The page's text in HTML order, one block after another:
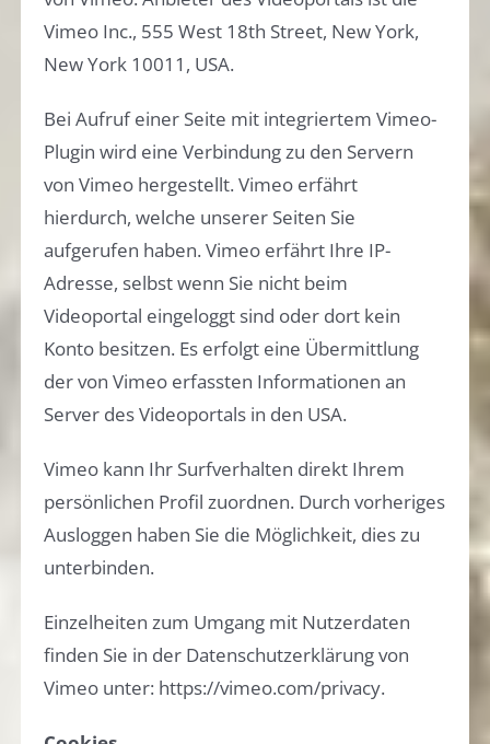
Vimeo Inc., 555 West 18th Street, New York,
New York 10011, USA.
Bei Aufruf einer Seite mit integriertem Vimeo-
Plugin wird eine Verbindung zu den Servern
von Vimeo hergestellt. Vimeo erfährt
hierdurch, welche unserer Seiten Sie
aufgerufen haben. Vimeo erfährt Ihre IP-
Adresse, selbst wenn Sie nicht beim
Videoportal eingeloggt sind oder dort kein
Konto besitzen. Es erfolgt eine Übermittlung
der von Vimeo erfassten Informationen an
Server des Videoportals in den USA.
Vimeo kann Ihr Surfverhalten direkt Ihrem
persönlichen Profil zuordnen. Durch vorheriges
Ausloggen haben Sie die Möglichkeit, dies zu
unterbinden.
Einzelheiten zum Umgang mit Nutzerdaten
finden Sie in der Datenschutzerklärung von
Vimeo unter: https://vimeo.com/privacy.